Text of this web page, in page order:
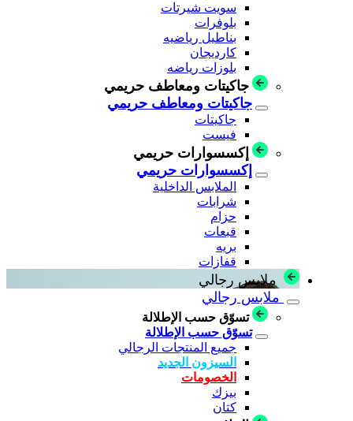
سويت شيرتات
بلوفرات
بناطيل رياضيه
كارديجان
بلوزات رياضه
جاكيتات ومعاطف حريمي
جاكيتات ومعاطف حريمي
جاكيتات
فيست
إكسسوارات حريمي
إكسسوارات حريمي
الملابس الداخلية
شرابات
حزام
قبعات
بريه
قفازات
ملابس رجالي
ملابس رجالي
تسوّق حسب الإطلالة
تسوّق حسب الإطلالة
جميع المنتجات الرجالي
السيزون الجديد
الخصومات
بيزك
كتان